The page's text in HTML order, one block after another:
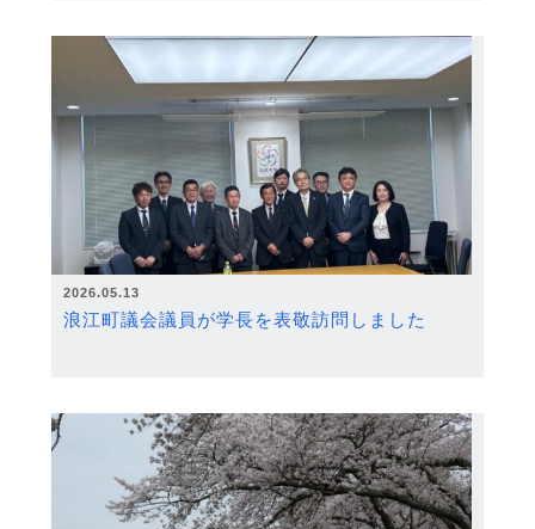
2026.05.13
浪江町議会議員が学長を表敬訪問しました